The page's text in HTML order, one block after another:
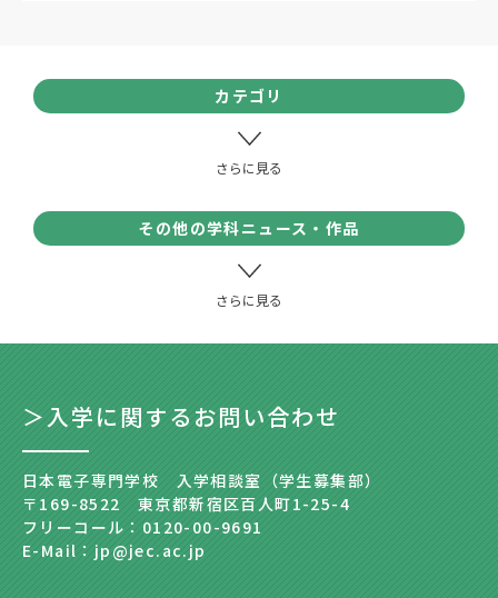
カテゴリ
その他の学科ニュース・作品
＞入学に関するお問い合わせ
日本電子専門学校 入学相談室（学生募集部）
〒169-8522 東京都新宿区百人町1-25-4
フリーコール：0120-00-9691
E-Mail：jp@jec.ac.jp